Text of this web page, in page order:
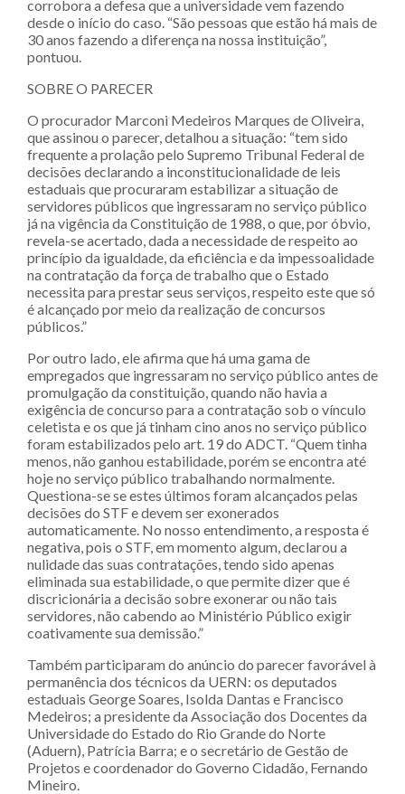
corrobora a defesa que a universidade vem fazendo
desde o início do caso. “São pessoas que estão há mais de
30 anos fazendo a diferença na nossa instituição”,
pontuou.
SOBRE O PARECER
O procurador Marconi Medeiros Marques de Oliveira,
que assinou o parecer, detalhou a situação: “tem sido
frequente a prolação pelo Supremo Tribunal Federal de
decisões declarando a inconstitucionalidade de leis
estaduais que procuraram estabilizar a situação de
servidores públicos que ingressaram no serviço público
já na vigência da Constituição de 1988, o que, por óbvio,
revela-se acertado, dada a necessidade de respeito ao
princípio da igualdade, da eficiência e da impessoalidade
na contratação da força de trabalho que o Estado
necessita para prestar seus serviços, respeito este que só
é alcançado por meio da realização de concursos
públicos.”
Por outro lado, ele afirma que há uma gama de
empregados que ingressaram no serviço público antes de
promulgação da constituição, quando não havia a
exigência de concurso para a contratação sob o vínculo
celetista e os que já tinham cino anos no serviço público
foram estabilizados pelo art. 19 do ADCT. “Quem tinha
menos, não ganhou estabilidade, porém se encontra até
hoje no serviço público trabalhando normalmente.
Questiona-se se estes últimos foram alcançados pelas
decisões do STF e devem ser exonerados
automaticamente. No nosso entendimento, a resposta é
negativa, pois o STF, em momento algum, declarou a
nulidade das suas contratações, tendo sido apenas
eliminada sua estabilidade, o que permite dizer que é
discricionária a decisão sobre exonerar ou não tais
servidores, não cabendo ao Ministério Público exigir
coativamente sua demissão.”
Também participaram do anúncio do parecer favorável à
permanência dos técnicos da UERN: os deputados
estaduais George Soares, Isolda Dantas e Francisco
Medeiros; a presidente da Associação dos Docentes da
Universidade do Estado do Rio Grande do Norte
(Aduern), Patrícia Barra; e o secretário de Gestão de
Projetos e coordenador do Governo Cidadão, Fernando
Mineiro.